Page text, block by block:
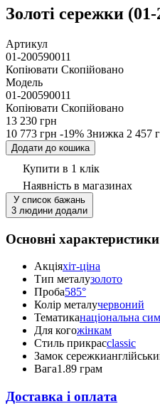
Золоті сережки (01-
Артикул
01-200590011
Копіювати Скопійовано
Модель
01-200590011
Копіювати Скопійовано
13 230 грн
10 773 грн -19% Знижка 2 457
Додати до кошика
Купити в 1 клік
Наявність в магазинах
У список бажань
3 людини додали
Основні характеристики
Акціяхіт-ціна
Тип металузолото
Проба585°
Колір металучервоний
Тематиканаціональна
Для когожінкам
Стиль прикрасclassic
Замок сережки
Вага1.89 грам
Доставка і оплата